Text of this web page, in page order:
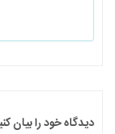
دیدگاه خود را بیان